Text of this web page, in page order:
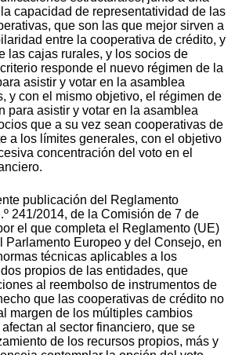
capacidad de representatividad de las
que son las que mejor sirven a
entre la cooperativa de crédito, y
las cajas rurales, y los socios de
responde el nuevo régimen de la
asistir y votar en la asamblea
y con el mismo objetivo, el régimen de
para asistir y votar en la asamblea
que a su vez sean cooperativas de
a los límites generales, con el objetivo
concentración del voto en el
publicación del Reglamento
241/2014, de la Comisión de 7 de
el que completa el Reglamento (UE)
Parlamento Europeo y del Consejo, en
técnicas aplicables a los
propios de las entidades, que
al reembolso de instrumentos de
que las cooperativas de crédito no
margen de los múltiples cambios
al sector financiero, que se
de los recursos propios, más y